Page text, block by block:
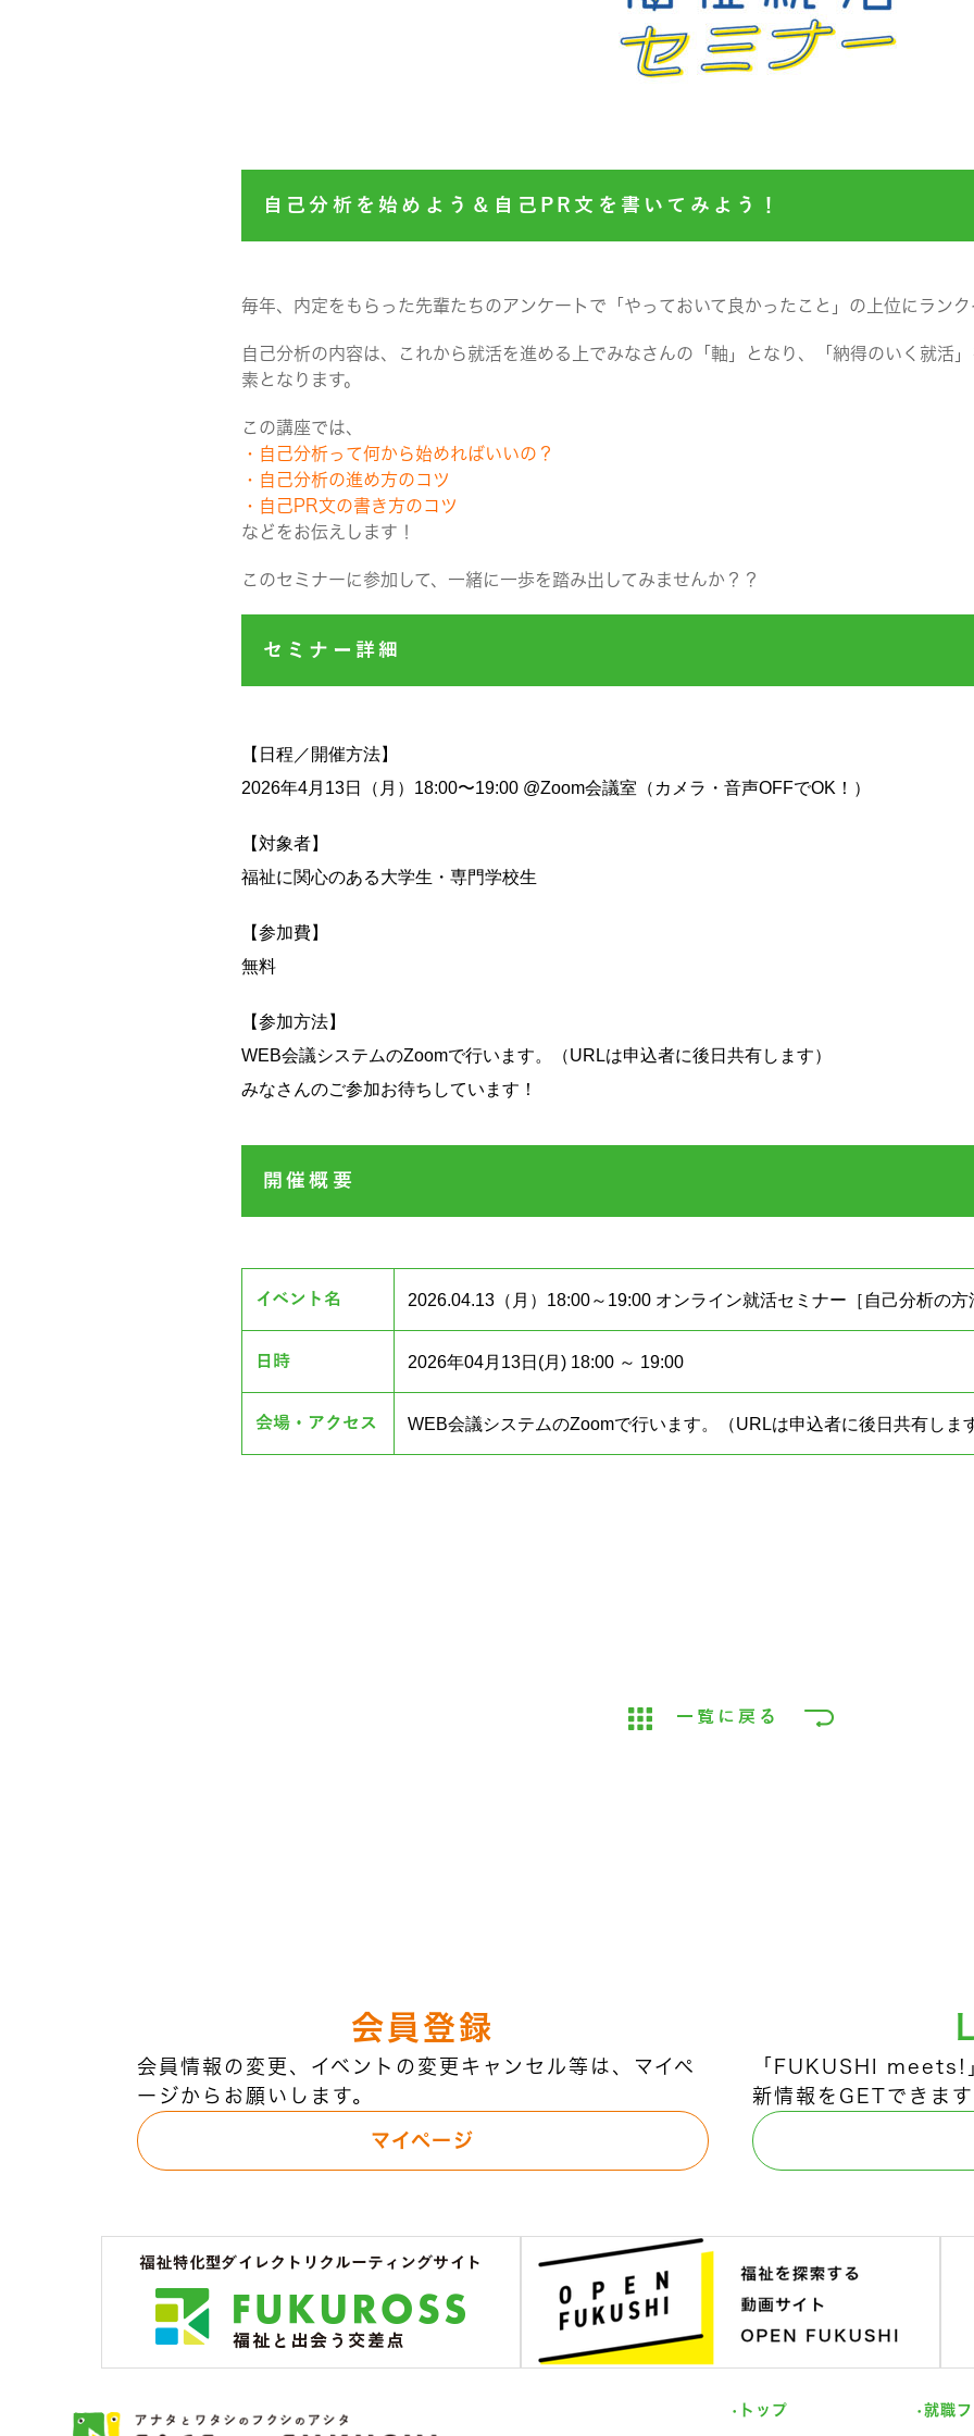
自己分析を始めよう＆自己PR文を書いてみよう！
毎年、内定をもらった先輩たちのアンケートで「やっておいて良かったこと」の上位にランク
自己分析の内容は、これから就活を進める上でみなさんの「軸」となり、「納得のいく就活
素となります。
この講座では、
・自己分析って何から始めればいいの？
・自己分析の進め方のコツ
・自己PR文の書き方のコツ
などをお伝えします！
このセミナーに参加して、一緒に一歩を踏み出してみませんか？？
セミナー詳細
【日程／開催方法】
2026年4月13日（月）18:00〜19:00 @Zoom会議室（カメラ・音声OFFでOK！）
【対象者】
福祉に関心のある大学生・専門学校生
【参加費】
無料
【参加方法】
WEB会議システムのZoomで行います。（URLは申込者に後日共有します）
みなさんのご参加お待ちしています！
開催概要
イベント名 2026.04.13（月）18:00～19:00 オンライン就活セミナー［自己分析の方
日時 2026年04月13日(月) 18:00 ～ 19:00
会場・アクセス WEB会議システムのZoomで行います。（URLは申込者に後日共有しま
一覧に戻る
会員登録
会員情報の変更、イベントの変更キャンセル等は、マイペ
ージからお願いします。
マイページ
「FUKUSHI meets!
新情報をGETできま
トップ 就職